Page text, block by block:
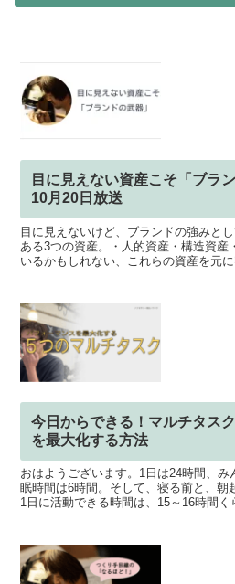
目に見えない資産こそ「ブラ
10月20日放送
目に見えないけど、ブランドの強みと
ある3つの資産。・人的資産・構造資産
いるかもしれない、これらの資産を元
今日からできる！マルチタス
を最大化する方法
おはようございます。1日は24時間、
眠時間は6時間。そして、寝る前と、朝
1日に活動できる時間は、15～16時間